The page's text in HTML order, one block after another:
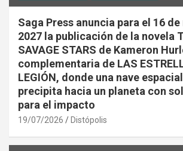
Saga Press anuncia para el 16
2027 la publicación de la novela
SAVAGE STARS de Kameron
complementaria de LAS
LEGIÓN, donde una nave
precipita hacia un planeta con
para el impacto
19/07/2026 Distópolis